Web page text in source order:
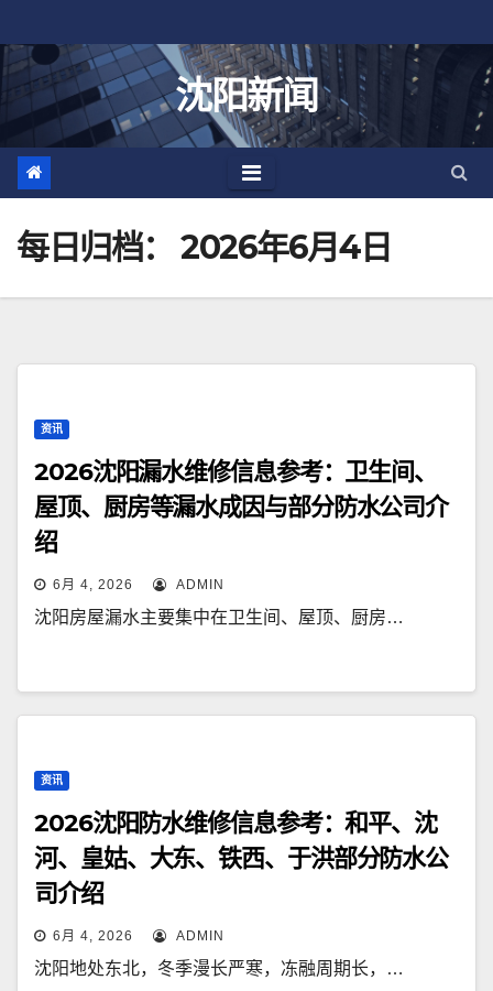
至
沈阳新闻
每日归档： 2026年6月4日
资讯
2026沈阳漏水维修信息参考：卫生间、
屋顶、厨房等漏水成因与部分防水公司介
绍
6月 4, 2026 ADMIN
沈阳房屋漏水主要集中在卫生间、屋顶、厨房…
资讯
2026沈阳防水维修信息参考：和平、沈
河、皇姑、大东、铁西、于洪部分防水公
司介绍
6月 4, 2026 ADMIN
沈阳地处东北，冬季漫长严寒，冻融周期长，…